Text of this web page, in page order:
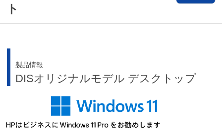
ト
製品情報
DISオリジナルモデル デスクトップ